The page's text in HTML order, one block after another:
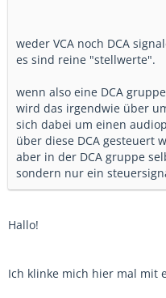
weder VCA noch DCA
es sind reine "stellwerte".
wenn also eine DCA
wird das irgendwie über
sich dabei um einen
über diese DCA gesteuert
aber in der DCA gruppe
sondern nur ein
Hallo!
Ich klinke mich hier mal mit